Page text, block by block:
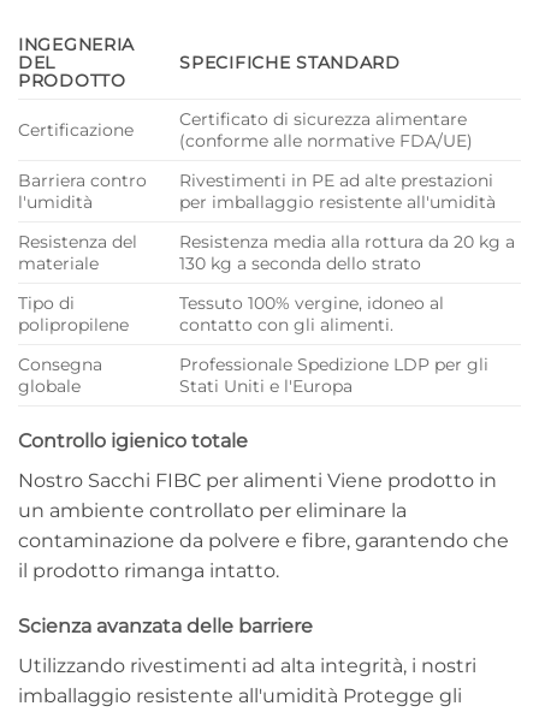
INGEGNERIA
DEL
PRODOTTO
SPECIFICHE STANDARD
Certificazione
Certificato di sicurezza alimentare
(conforme alle normative FDA/UE)
Barriera contro
l'umidità
Rivestimenti in PE ad alte prestazioni
per imballaggio resistente all'umidità
Resistenza del
materiale
Resistenza media alla rottura da 20 kg a
130 kg a seconda dello strato
Tipo di
polipropilene
Tessuto 100% vergine, idoneo al
contatto con gli alimenti.
Consegna
globale
ProfessionaleSpedizione LDP per gli
Stati Uniti e l'Europa
Controllo igienico totale
Nostro Sacchi FIBC per alimenti Viene prodotto in
un ambiente controllato per eliminare la
contaminazione da polvere e fibre, garantendo che
il prodotto rimanga intatto.
Scienza avanzata delle barriere
Utilizzando rivestimenti ad alta integrità, i nostri
imballaggio resistente all'umidità Protegge gli